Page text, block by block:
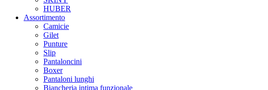
HUBER
Assortimento
Camicie
Gilet
Punture
Slip
Pantaloncini
Boxer
Pantaloni lunghi
Biancheria intima funzionale